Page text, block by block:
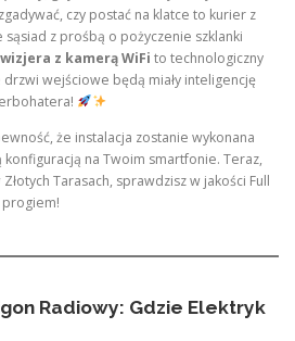
czy postać na klatce to kurier z
z prośbą o pożyczenie szklanki
z kamerą WiFi to technologiczny
wejściowe będą miały inteligencję
że instalacja zostanie wykonana
konfiguracją na Twoim smartfonie. Teraz,
Tarasach, sprawdzisz w jakości Full
progiem!
Radiowy: Gdzie Elektryk